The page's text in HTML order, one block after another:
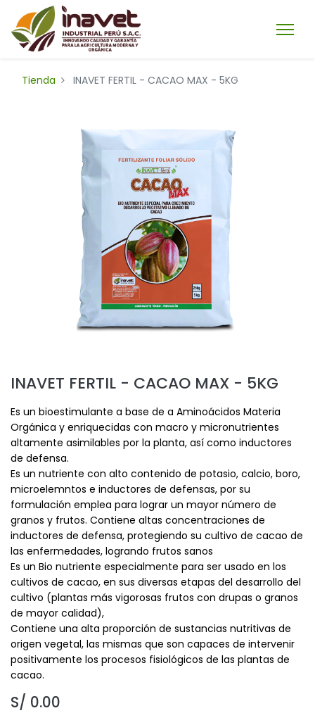
Tienda INAVET FERTIL - CACAO MAX - 5KG
INAVET FERTIL - CACAO MAX - 5KG
Es un bioestimulante a base de a Aminoácidos Materia
Orgánica y enriquecidas con macro y micronutrientes
altamente asimilables por la planta, así como inductores
de defensa.
Es un nutriente con alto contenido de potasio, calcio, boro,
microelemntos e inductores de defensas, por su
formulación emplea para lograr un mayor número de
granos y frutos. Contiene altas concentraciones de
inductores de defensa, protegiendo su cultivo de cacao de
las enfermedades, logrando frutos sanos
Es un Bio nutriente especialmente para ser usado en los
cultivos de cacao, en sus diversas etapas del desarrollo del
cultivo (plantas más vigorosas frutos con drupas o granos
de mayor calidad),
Contiene una alta proporción de sustancias nutritivas de
origen vegetal, las mismas que son capaces de intervenir
positivamente los procesos fisiológicos de las plantas de
cacao.
S/ 0.00